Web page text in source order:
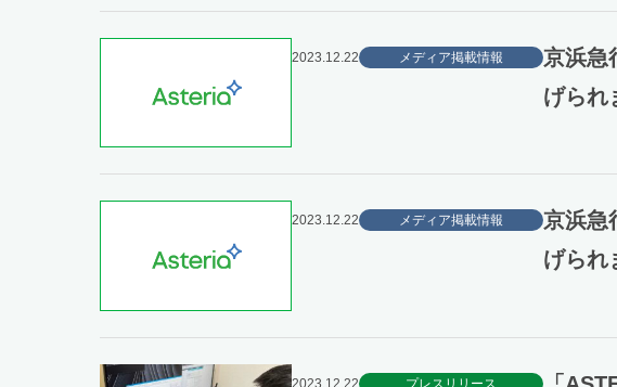
2023.12.22 メディア掲載情報
京浜急
げられ
2023.12.22 メディア掲載情報
京浜急
げられ
2023.12.22 プレスリリース